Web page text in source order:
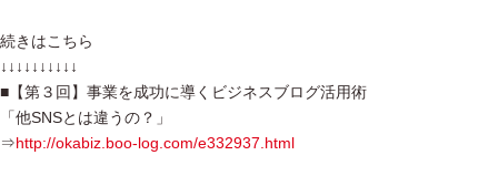
続きはこちら
↓↓↓↓↓↓↓↓↓↓
■【第３回】事業を成功に導くビジネスブログ活用術
「他SNSとは違うの？」
⇒http://okabiz.boo-log.com/e332937.html